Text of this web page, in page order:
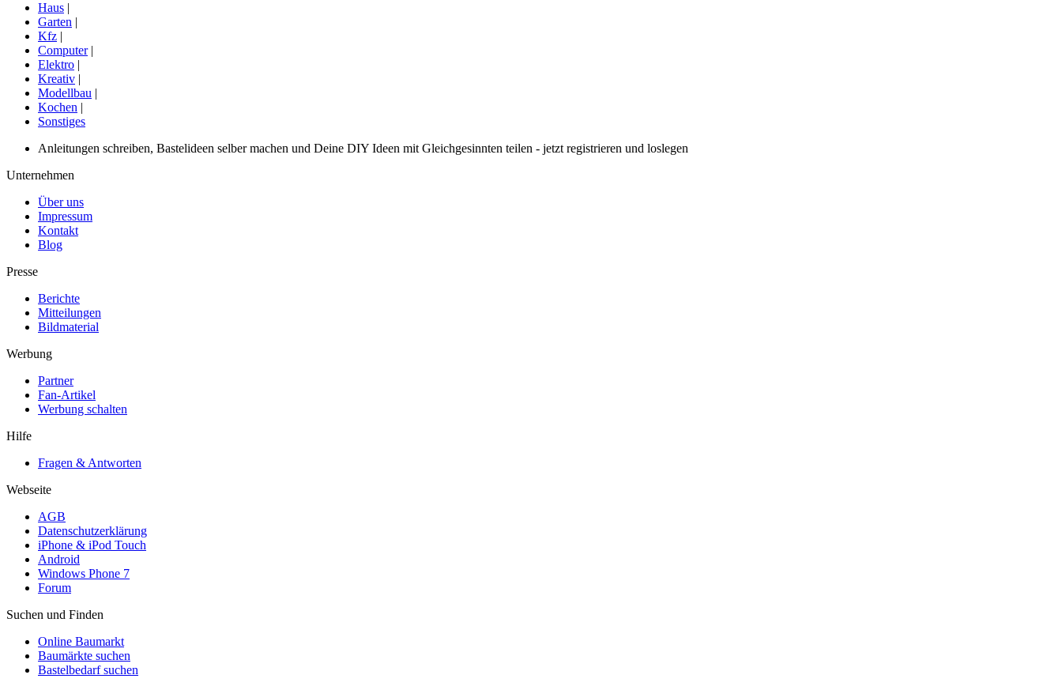
Haus |
Garten |
Kfz |
Computer|
Elektro |
Kreativ |
Modellbau |
Kochen |
Sonstiges
Anleitungen schreiben, Bastelideen selber machen und Deine DIY Ideen mit Gleichgesinnten teilen - jetzt registrieren und loslegen
Unternehmen
Über uns
Impressum
Kontakt
Blog
Presse
Berichte
Mitteilungen
Bildmaterial
Werbung
Partner
Fan-Artikel
Werbung schalten
Hilfe
Fragen & Antworten
Webseite
AGB
Datenschutzerklärung
iPhone & iPod Touch
Android
Windows Phone 7
Forum
Suchen und Finden
Online Baumarkt
Baumärkte suchen
Bastelbedarf suchen